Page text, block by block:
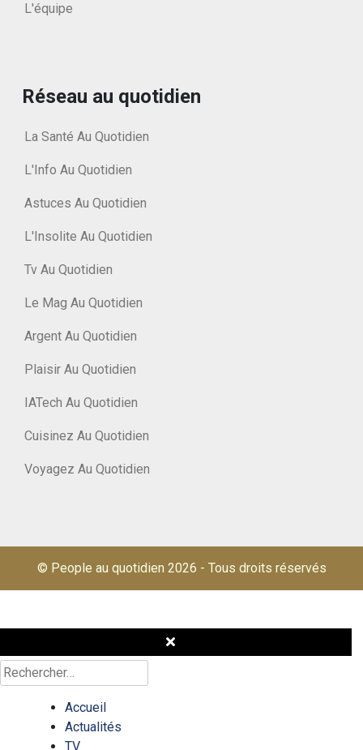
L'équipe
Réseau au quotidien
La Santé Au Quotidien
L'Info Au Quotidien
Astuces Au Quotidien
L'Insolite Au Quotidien
Tv Au Quotidien
Le Mag Au Quotidien
Argent Au Quotidien
Plaisir Au Quotidien
IATech Au Quotidien
Cuisinez Au Quotidien
Voyagez Au Quotidien
© People au quotidien 2026 - Tous droits réservés
Rechercher :
Accueil
Actualités
TV